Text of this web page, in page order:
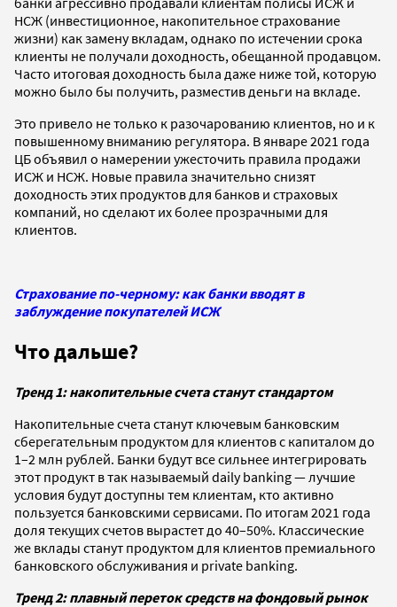
НСЖ (инвестиционное, накопительное страхование
жизни) как замену вкладам, однако по истечении срока
клиенты не получали доходность, обещанной продавцом.
Часто итоговая доходность была даже ниже той, которую
можно было бы получить, разместив деньги на вкладе.
Это привело не только к разочарованию клиентов, но и к
повышенному вниманию регулятора. В январе 2021 года
ЦБ объявил о намерении ужесточить правила продажи
ИСЖ и НСЖ. Новые правила значительно снизят
доходность этих продуктов для банков и страховых
компаний, но сделают их более прозрачными для
клиентов.
Страхование по-черному: как банки вводят в
заблуждение покупателей ИСЖ
Что дальше?
Тренд 1: накопительные счета станут стандартом
Накопительные счета станут ключевым банковским
сберегательным продуктом для клиентов с капиталом до
1–2 млн рублей. Банки будут все сильнее интегрировать
этот продукт в так называемый daily banking — лучшие
условия будут доступны тем клиентам, кто активно
пользуется банковскими сервисами. По итогам 2021 года
доля текущих счетов вырастет до ­40–50%. Классические
же вклады станут продуктом для клиентов премиального
банковского обслуживания и private banking.
Тренд 2: плавный переток средств на фондовый рынок